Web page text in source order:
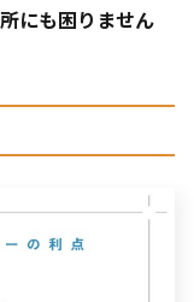
にも困りません